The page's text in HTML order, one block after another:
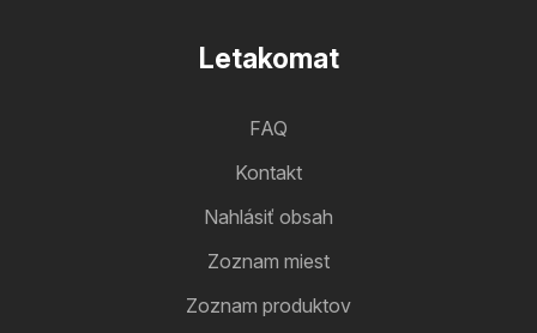
Letakomat
FAQ
Kontakt
Nahlásiť obsah
Zoznam miest
Zoznam produktov